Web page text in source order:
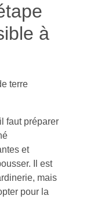
à
faut préparer
et
Il est
mais
pour la